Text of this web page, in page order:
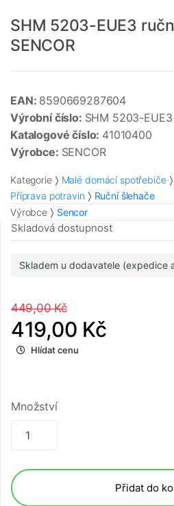
SHM 5203-EUE3
SENCOR
EAN: 8590669287604
Výrobní číslo: SHM 5203-EUE3
Katalogové číslo: 41010400
Výrobce: SENCOR
Kategorie Malé domácí spotřebiče
Příprava potravin
Ruční šlehače
Výrobce
Sencor
Skladová dostupnost
Skladem u dodavatele (expedice
449,00 Kč
419,00 Kč
Hlídat cenu
Množství
Přidat do